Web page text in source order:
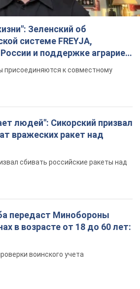
Зеленский об
системе FREYJA,
и поддержке аграриев.
присоединяются к совместному
людей": Сикорский призвал
вражеских ракет над
сбивать российские ракеты над
передаст Минобороны
в возрасте от 18 до 60 лет:
воинского учета